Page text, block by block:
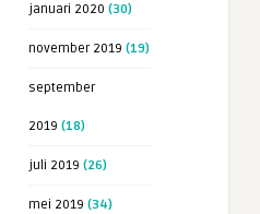
januari 2020 (30)
november 2019 (19)
september
2019 (18)
juli 2019 (26)
mei 2019 (34)